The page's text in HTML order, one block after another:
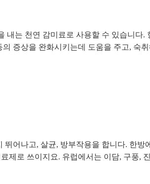
내는 천연 감미료로 사용할 수 있습니다.
증상을 완화시키는데 도움을 주고, 숙
뛰어나고, 살균, 방부작용을 합니다. 한방
제로 쓰이지요. 유럽에서는 이담, 구풍,